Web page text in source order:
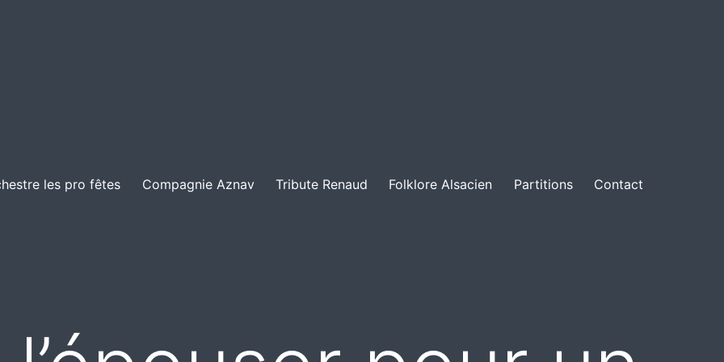
les pro fêtes Compagnie Aznav Tribute Renaud Folklore Alsacien Partitions Contact